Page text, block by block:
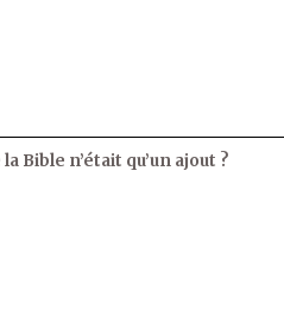
Bible n’était qu’un ajout ?